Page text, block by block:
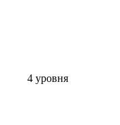
4 уровня